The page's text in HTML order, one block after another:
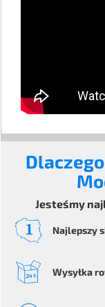
Jesteśmy
Najlepszy
Wysyłka